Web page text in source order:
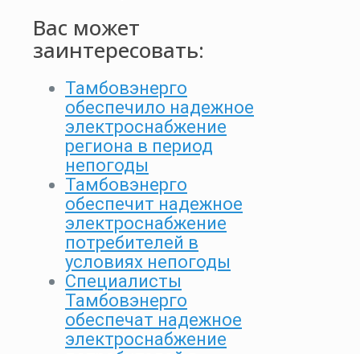
Вас может
заинтересовать:
Тамбовэнерго
обеспечило надежное
электроснабжение
региона в период
непогоды
Тамбовэнерго
обеспечит надежное
электроснабжение
потребителей в
условиях непогоды
Специалисты
Тамбовэнерго
обеспечат надежное
электроснабжение